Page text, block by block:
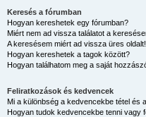
Keresés a fórumban
Hogyan kereshetek egy fórumban?
Miért nem ad vissza találatot a
A keresésem miért ad vissza üres
Hogyan kereshetek a tagok között?
Hogyan találhatom meg a saját
Feliratkozások és kedvencek
Mi a különbség a kedvencekbe tétel és
Hogyan tudok kedvencekbe tenni vagy